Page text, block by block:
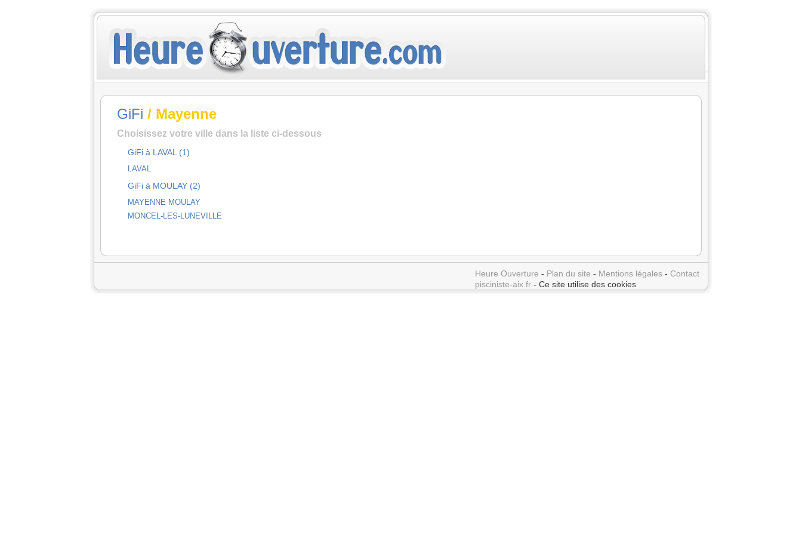
GiFi / Mayenne
Choisissez votre ville dans la liste ci-dessous
GiFi à LAVAL (1)
LAVAL
GiFi à MOULAY (2)
MAYENNE MOULAY
MONCEL-LES-LUNEVILLE
Heure Ouverture - Plan du site - Mentions légales - Contact
pisciniste-aix.fr - Ce site utilise des cookies